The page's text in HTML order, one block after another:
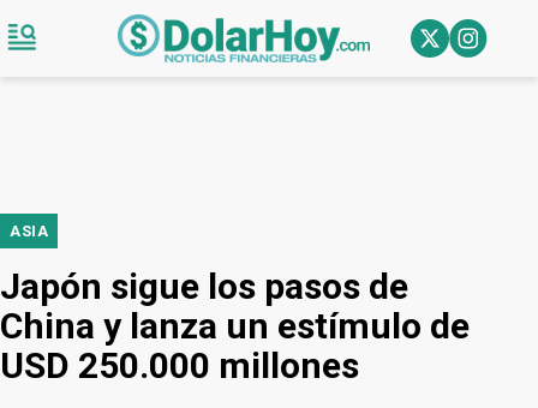
ASIA
Japón sigue los pasos de
China y lanza un estímulo de
USD 250.000 millones